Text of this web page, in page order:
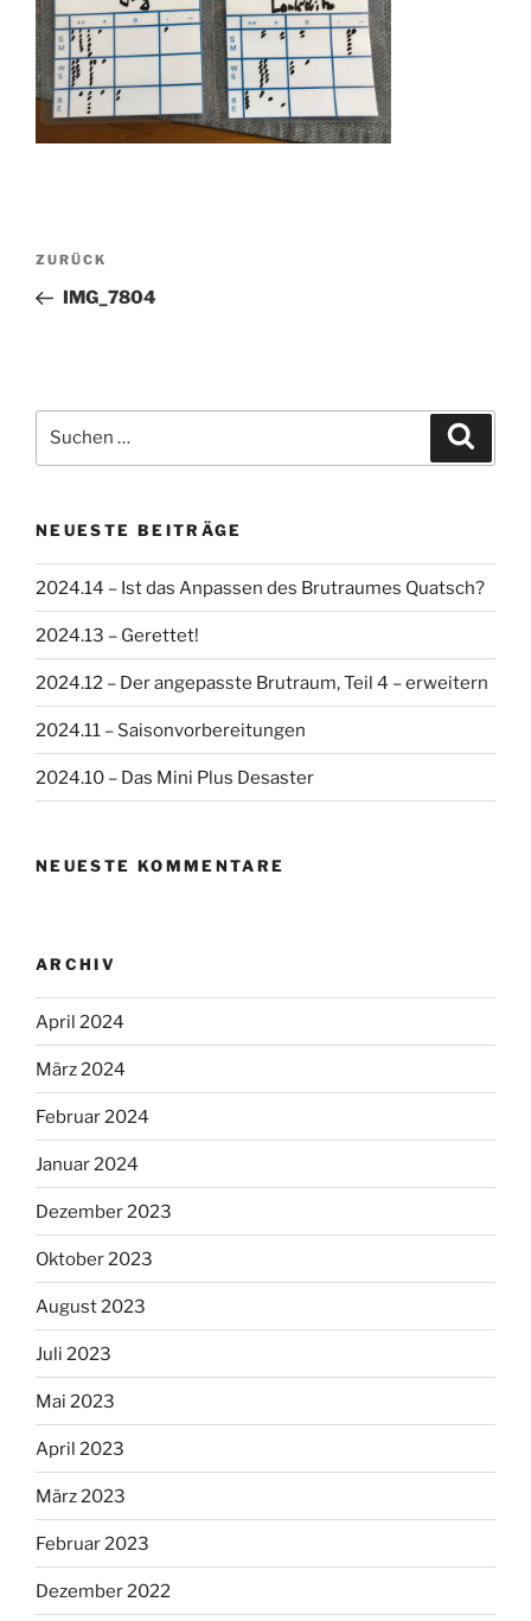
Beitragsnavigation
Vorheriger
Beitrag
ZURÜCK
IMG_7804
nach:
NEUESTE BEITRÄGE
2024.14 – Ist das Anpassen des Brutraumes Quatsch?
2024.13 – Gerettet!
2024.12 – Der angepasste Brutraum, Teil 4 – erweitern
2024.11 – Saisonvorbereitungen
2024.10 – Das Mini Plus Desaster
NEUESTE KOMMENTARE
ARCHIV
April 2024
März 2024
Februar 2024
Januar 2024
Dezember 2023
Oktober 2023
August 2023
Juli 2023
Mai 2023
April 2023
März 2023
Februar 2023
Dezember 2022